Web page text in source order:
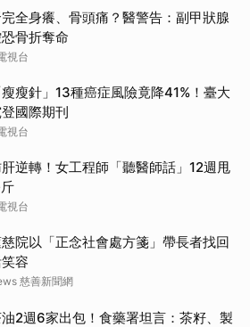
全身癢、骨頭痛？醫警告：副甲狀腺
骨折奪命
視台
瘦針」13種癌症風險竟降41%！臺大
國際期刊
視台
逆轉！女工程師「聽醫師話」12週甩
視台
院以「正念社會處方箋」帶長者找回
容
慈善新聞網
2週6家出包！食藥署坦言：茶籽、製